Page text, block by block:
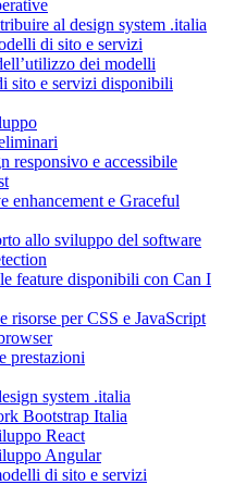
al design system .italia
di sito e servizi
dei modelli
sito e servizi disponibili
responsivo e accessibile
enhancement e Graceful
allo sviluppo del software
feature disponibili con Can I
risorse per CSS e JavaScript
prestazioni
system .italia
Bootstrap Italia
React
Angular
di sito e servizi